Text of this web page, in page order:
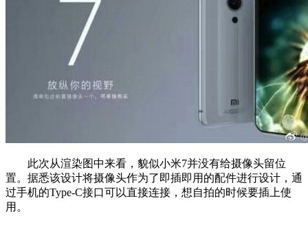
此次从渲染图中来看，貌似小米7并没有给摄像头留位
置。据悉该设计将摄像头作为了即插即用的配件进行设计，通
过手机的Type-C接口可以直接连接，想自拍的时候要插上使
用。